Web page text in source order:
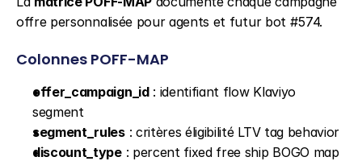
offre personnalisée pour agents et futur bot #574.
Colonnes POFF-MAP
offer_campaign_id : identifiant flow Klaviyo
segment
segment_rules : critères éligibilité LTV tag behavior
discount_type : percent fixed free ship BOGO map